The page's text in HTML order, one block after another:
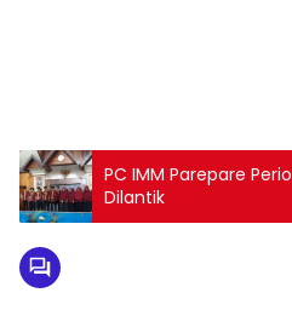
PC IMM Parepare
Dilantik